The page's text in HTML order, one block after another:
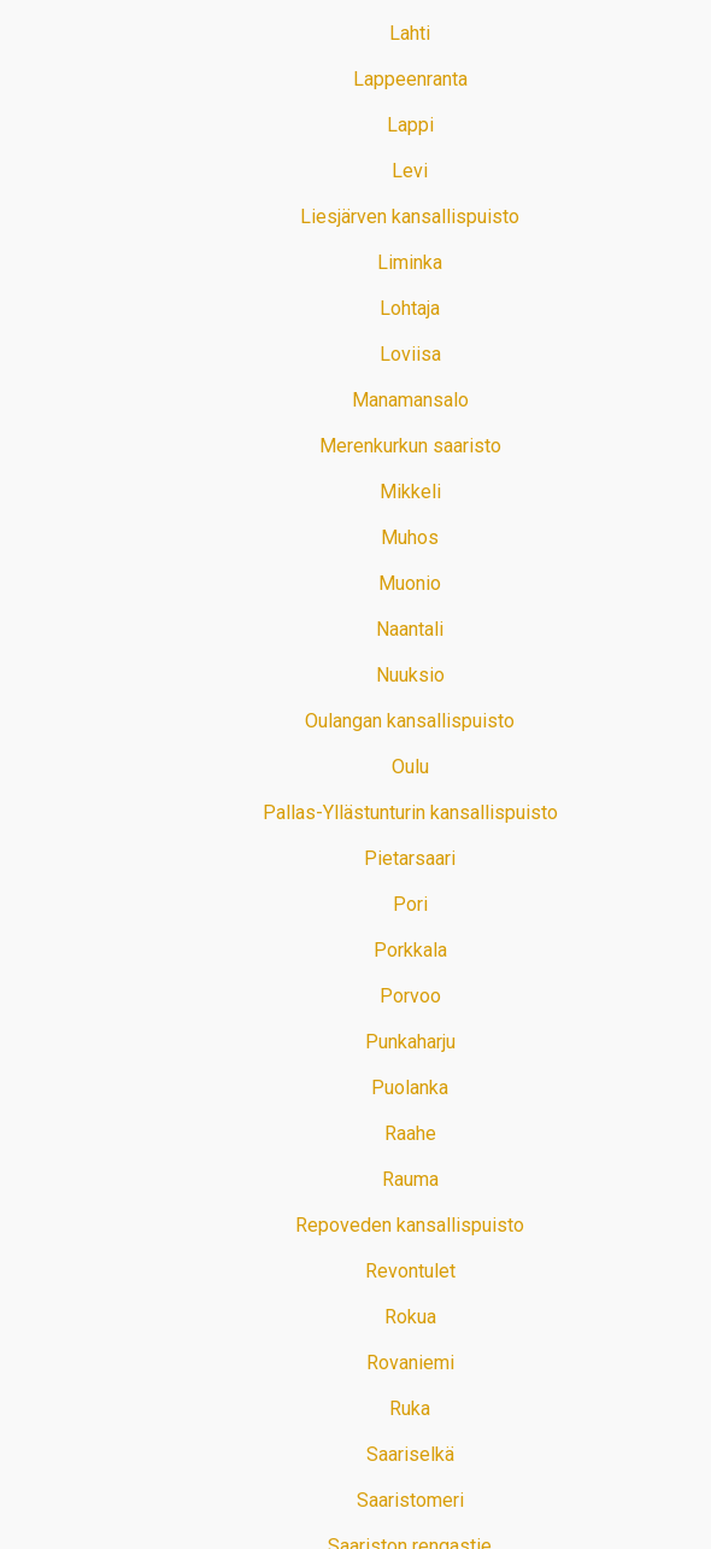
Lahti
Lappeenranta
Lappi
Levi
Liesjärven kansallispuisto
Liminka
Lohtaja
Loviisa
Manamansalo
Merenkurkun saaristo
Mikkeli
Muhos
Muonio
Naantali
Nuuksio
Oulangan kansallispuisto
Oulu
Pallas-Yllästunturin kansallispuisto
Pietarsaari
Pori
Porkkala
Porvoo
Punkaharju
Puolanka
Raahe
Rauma
Repoveden kansallispuisto
Revontulet
Rokua
Rovaniemi
Ruka
Saariselkä
Saaristomeri